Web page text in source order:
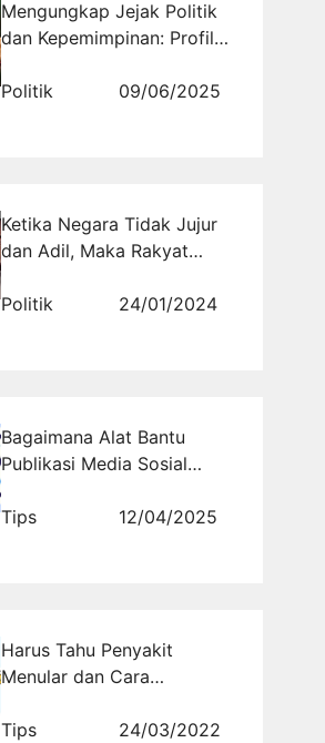
Mengungkap Jejak Politik
dan Kepemimpinan: Profil
Parawansa Provinsi Jawa
Politik 09/06/2025
Ketika Negara Tidak Jujur
dan Adil, Maka Rakyat
Politik
24/01/2024
Bagaimana Alat Bantu
Publikasi Media Sosial
Lebih Produktif
Tips 12/04/2025
Harus Tahu Penyakit
Menular dan Cara
Tips
24/03/2022